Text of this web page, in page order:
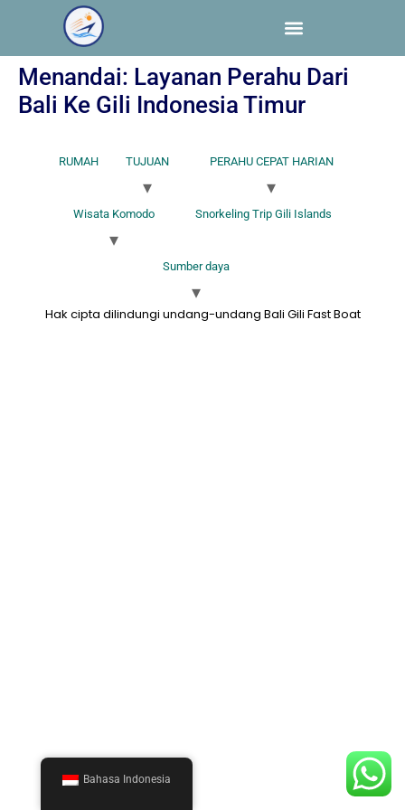
Menandai: Layanan Perahu Dari
Bali Ke Gili Indonesia Timur
RUMAH TUJUAN PERAHU CEPAT HARIAN
Wisata Komodo Snorkeling Trip Gili Islands
Sumber daya
Hak cipta dilindungi undang-undang Bali Gili Fast Boat
Bahasa Indonesia